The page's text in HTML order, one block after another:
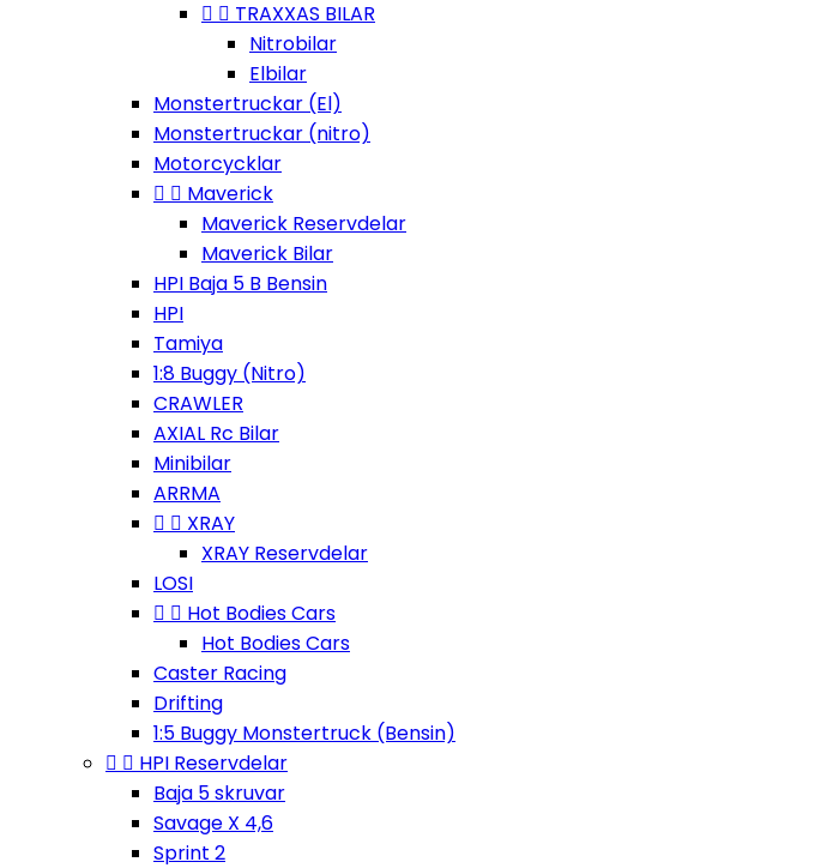
  TRAXXAS BILAR
Nitrobilar
Elbilar
Monstertruckar (El)
Monstertruckar (nitro)
Motorcycklar
  Maverick
Maverick Reservdelar
Maverick Bilar
HPI Baja 5 B Bensin
HPI
Tamiya
1:8 Buggy (Nitro)
CRAWLER
AXIAL Rc Bilar
Minibilar
ARRMA
  XRAY
XRAY Reservdelar
LOSI
  Hot Bodies Cars
Hot Bodies Cars
Caster Racing
Drifting
1:5 Buggy Monstertruck (Bensin)
  HPI Reservdelar
Baja 5 skruvar
Savage X 4,6
Sprint 2